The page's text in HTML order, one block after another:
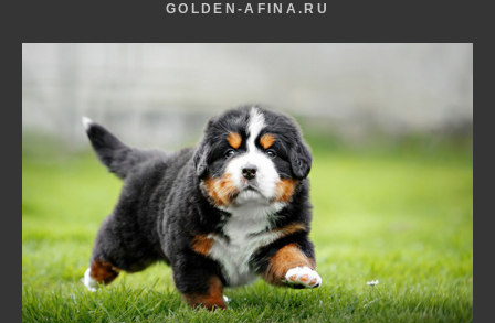
GOLDEN-AFINA.RU